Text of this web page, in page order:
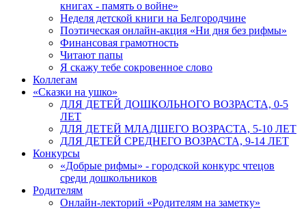
книгах - память о войне»
Неделя детской книги на Белгородчине
Поэтическая онлайн-акция «Ни дня без рифмы»
Финансовая грамотность
Читают папы
Я скажу тебе сокровенное слово
Коллегам
«Сказки на ушко»
ДЛЯ ДЕТЕЙ ДОШКОЛЬНОГО ВОЗРАСТА, 0-5
ЛЕТ
ДЛЯ ДЕТЕЙ МЛАДШЕГО ВОЗРАСТА, 5-10 ЛЕТ
ДЛЯ ДЕТЕЙ СРЕДНЕГО ВОЗРАСТА, 9-14 ЛЕТ
Конкурсы
«Добрые рифмы» - городской конкурс чтецов
среди дошкольников
Родителям
Онлайн-лекторий «Родителям на заметку»